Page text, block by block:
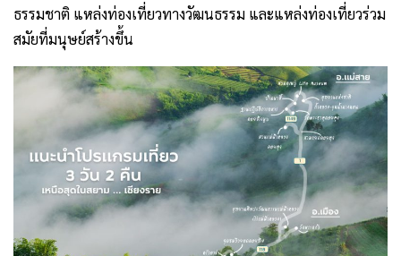
ธรรมชาติ แหล่งท่องเที่ยวทางวัฒนธรรม และแหล่งท่องเที่ยวร่วม
สมัยที่มนุษย์สร้างขึ้น